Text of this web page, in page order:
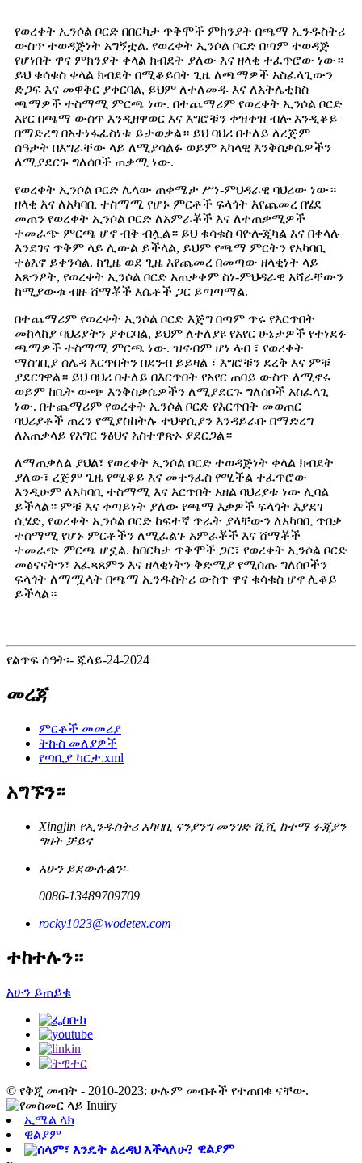
የወረቀት ኢንሶል ቦርድ በበርካታ ጥቅሞች ምክንያት በጫማ ኢንዱስትሪ
ውስጥ ተወዳጅነት አግኝቷል. የወረቀት ኢንሶል ቦርድ በጣም ተወዳጅ
የሆነበት ዋና ምክንያት ቀላል ክብደት ያለው እና ዘላቂ ተፈጥሮው ነው።
ይህ ቁሳቁስ ቀላል ክብደት በሚቆይበት ጊዜ ለጫማዎች አስፈላጊውን
ድጋፍ እና መዋቅር ያቀርባል, ይህም ለተለመዱ እና ለአትሌቲክስ
ጫማዎች ተስማሚ ምርጫ ነው. በተጨማሪም የወረቀት ኢንሶል ቦርድ
አየር በጫማ ውስጥ እንዲዘዋወር እና እግሮቹን ቀዝቀዝ ብሎ እንዲቆይ
በማድረግ በአተነፋፈስነቱ ይታወቃል። ይህ ባህሪ በተለይ ለረጅም
ሰዓታት በእግራቸው ላይ ለሚያሳልፉ ወይም አካላዊ እንቅስቃሴዎችን
ለሚያደርጉ ግለሰቦች ጠቃሚ ነው.
የወረቀት ኢንሶል ቦርድ ሌላው ጠቀሜታ ሥነ-ምህዳራዊ ባህሪው ነው።
ዘላቂ እና ለአካባቢ ተስማሚ የሆኑ ምርቶች ፍላጎት እየጨመረ በሄደ
መጠን የወረቀት ኢንሶል ቦርድ ለአምራቾች እና ለተጠቃሚዎች
ተመራጭ ምርጫ ሆኖ ብቅ ብሏል። ይህ ቁሳቁስ ባዮሎጂካል እና በቀላሉ
እንደገና ጥቅም ላይ ሊውል ይችላል, ይህም የጫማ ምርትን የአካባቢ
ተፅእኖ ይቀንሳል. ከጊዜ ወደ ጊዜ እየጨመረ በመጣው ዘላቂነት ላይ
አጽንዖት, የወረቀት ኢንሶል ቦርድ አጠቃቀም ስነ-ምህዳራዊ አሻራቸውን
ከሚያውቁ ብዙ ሸማቾች እሴቶች ጋር ይጣጣማል.
በተጨማሪም የወረቀት ኢንሶል ቦርድ እጅግ በጣም ጥሩ የእርጥበት
መከላከያ ባህሪያትን ያቀርባል, ይህም ለተለያዩ የአየር ሁኔታዎች የተነደፉ
ጫማዎች ተስማሚ ምርጫ ነው. ዝናብም ሆነ ላብ ፣ የወረቀት
ማስገቢያ ሰሌዳ እርጥበትን በደንብ ይይዛል ፣ እግሮቹን ደረቅ እና ምቹ
ያደርገዋል። ይህ ባህሪ በተለይ በእርጥበት የአየር ጠባይ ውስጥ ለሚኖሩ
ወይም ከቤት ውጭ እንቅስቃሴዎችን ለሚያደርጉ ግለሰቦች አስፈላጊ
ነው. በተጨማሪም የወረቀት ኢንሶል ቦርድ የእርጥበት መወጠር
ባህሪያቶች ጠረን የሚያስከትሉ ተህዋሲያን እንዳይራቡ በማድረግ
ለአጠቃላይ የእግር ንፅህና አስተዋጽኦ ያደርጋል።
ለማጠቃለል ያህል፣ የወረቀት ኢንሶል ቦርድ ተወዳጅነት ቀላል ክብደት
ያለው፣ ረጅም ጊዜ የሚቆይ እና መተንፈስ የሚችል ተፈጥሮው
እንዲሁም ለአካባቢ ተስማሚ እና እርጥበት አዘል ባህሪያቱ ነው ሊባል
ይችላል። ምቹ እና ቀጣይነት ያለው የጫማ እቃዎች ፍላጎት እያደገ
ሲሄድ, የወረቀት ኢንሶል ቦርድ ከፍተኛ ጥራት ያላቸውን ለአካባቢ ጥበቃ
ተስማሚ የሆኑ ምርቶችን ለሚፈልጉ አምራቾች እና ሸማቾች
ተመራጭ ምርጫ ሆኗል. ከበርካታ ጥቅሞች ጋር፣ የወረቀት ኢንሶል ቦርድ
መፅናናትን፣ አፈጻጸምን እና ዘላቂነትን ቅድሚያ የሚሰጡ ግለሰቦችን
ፍላጎት ለማሟላት በጫማ ኢንዱስትሪ ውስጥ ዋና ቁሳቁስ ሆኖ ሊቆይ
ይችላል።
የልጥፍ ሰዓት፡- ጁላይ-24-2024
መረጃ
ምርቶች መመሪያ
ትኩስ መለያዎች
የጣቢያ ካርታ.xml
አግኙን።
Xingjin የኢንዱስትሪ አካባቢ ናንያንግ መንገድ ሺሺ ከተማ ፉጂያን
ግዛት ቻይና
አሁን ይደውሉልን፡-
0086-13489709709
rocky1023@wodetex.com
ተከተሉን።
አሁን ይጠይቁ
© የቅጂ መብት - 2010-2023: ሁሉም መብቶች የተጠበቁ ናቸው.
ኢሜል ላክ
ዊልያም
ዊልያም